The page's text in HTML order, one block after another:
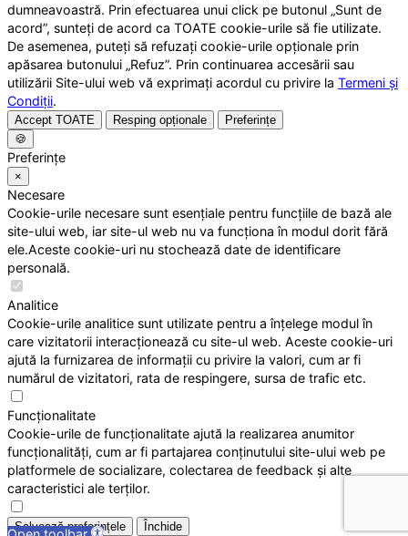
dumneavoastră. Prin efectuarea unui click pe butonul „Sunt de
acord”, sunteți de acord ca TOATE cookie-urile să fie utilizate.
De asemenea, puteți să refuzați cookie-urile opționale prin
apăsarea butonului „Refuz”. Prin continuarea accesării sau
utilizării Site-ului web vă exprimați acordul cu privire la Termeni și
Condiții.
Accept TOATE Resping opționale
Preferințe
🍪
Preferințe
×
Necesare
Cookie-urile necesare sunt esențiale pentru funcțiile de bază ale
site-ului web, iar site-ul web nu va funcționa în modul dorit fără
ele.Aceste cookie-uri nu stochează date de identificare
personală.
Analitice
Cookie-urile analitice sunt utilizate pentru a înțelege modul în
care vizitatorii interacționează cu site-ul web. Aceste cookie-uri
ajută la furnizarea de informații cu privire la valori, cum ar fi
numărul de vizitatori, rata de respingere, sursa de trafic etc.
Funcționalitate
Cookie-urile de funcționalitate ajută la realizarea anumitor
funcționalități, cum ar fi partajarea conținutului site-ului web pe
platformele de socializare, colectarea de feedback și alte
caracteristici ale terților.
Salvează preferințele Închide